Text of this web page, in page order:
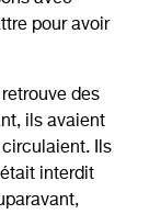
pour avoir
des
ils avaient
Ils
interdit